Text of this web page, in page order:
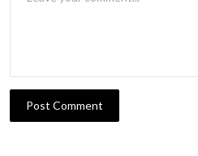
Post Comment